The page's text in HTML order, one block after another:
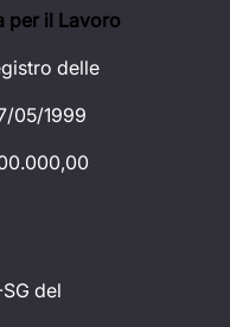
per il Lavoro
delle
05/1999
del